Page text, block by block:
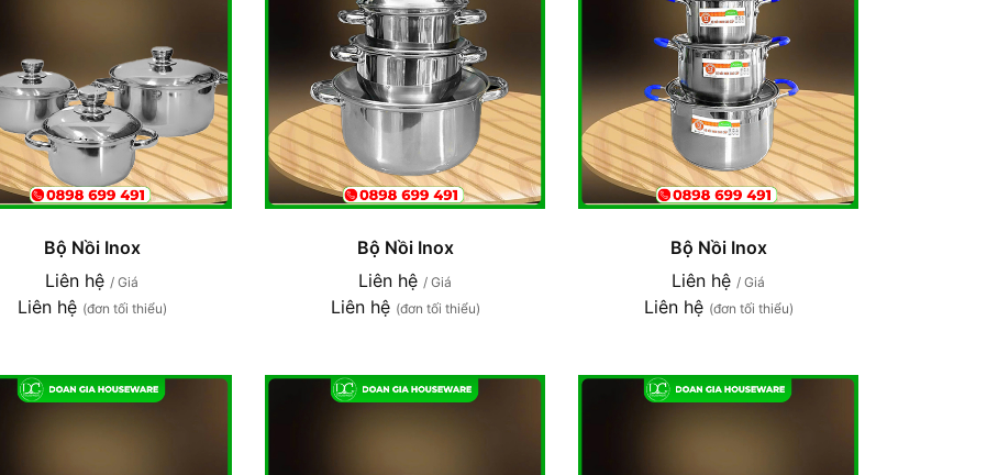
Bộ Nồi Inox
Liên hệ / Giá
Liên hệ (đơn tối thiểu)
Bộ Nồi Inox
Liên hệ / Giá
Liên hệ (đơn tối thiểu)
Bộ Nồi Inox
Liên hệ / Giá
Liên hệ (đơn tối thiểu)